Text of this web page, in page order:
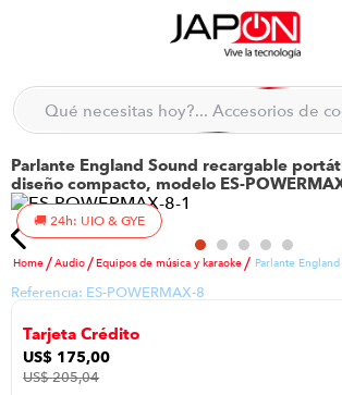
Hola... qué necesitas hoy?
Qué necesitas hoy?... Accesorios de
Parlante England Sound recargable
diseño compacto, modelo ES-
24h: UIO & GYE
Audio Equipos de música y karaoke
Referencia: ES-POWERMAX-8
Tarjeta Crédito
US$ 175,00
US$205,04
TÉRMINOS MÁS BUSCADOS
1. moto
2. refrigeradora
lavadora
5 . england sound parlantes